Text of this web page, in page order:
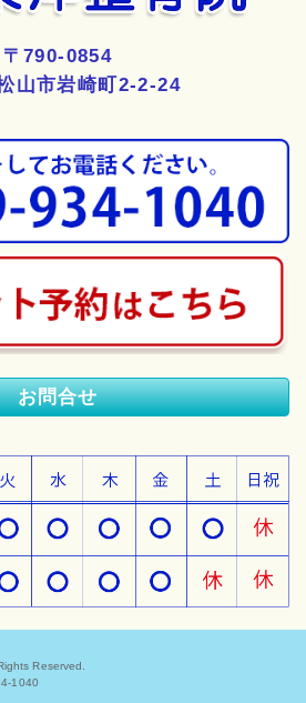
〒790-0854
山市岩崎町2-2-24
お問合せ
Reserved.
1040